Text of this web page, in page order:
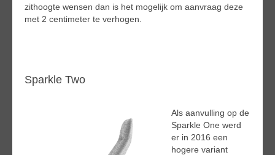
zithoogte wensen dan is het mogelijk om aanvraag deze
met 2 centimeter te verhogen.
Sparkle Two
Als aanvulling op de
Sparkle One werd
er in 2016 een
hogere variant